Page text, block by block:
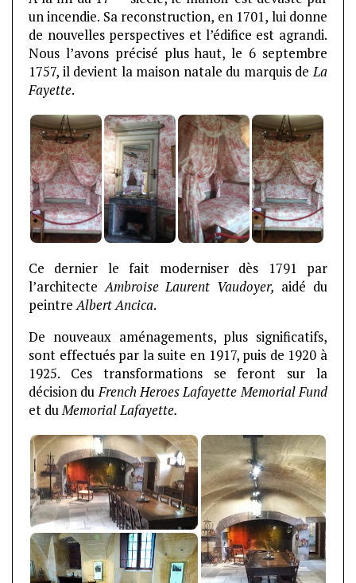
un incendie. Sa reconstruction, en 1701, lui donne
de nouvelles perspectives et l’édifice est agrandi.
Nous l’avons précisé plus haut, le 6 septembre
1757, il devient la maison natale du marquis deLa
Fayette.
Ce dernier le fait moderniser dès 1791 par
l’architecteAmbroise Laurent Vaudoyer, aidé du
peintreAlbert Ancica.
De nouveaux aménagements, plus significatifs,
sont effectués par la suite en 1917, puis de 1920 à
1925. Ces transformations se feront sur la
décision duFrench Heroes Lafayette Memorial Fund
et duMemorial Lafayette.